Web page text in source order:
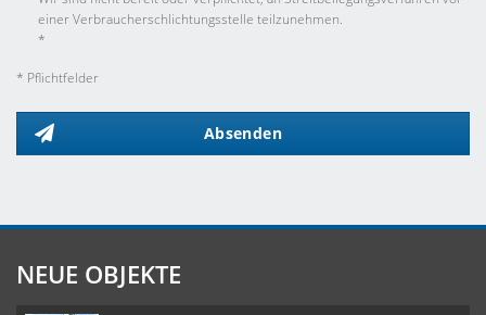
einer Verbraucherschlichtungsstelle teilzunehmen.
*
* Pflichtfelder
Absenden
NEUE OBJEKTE